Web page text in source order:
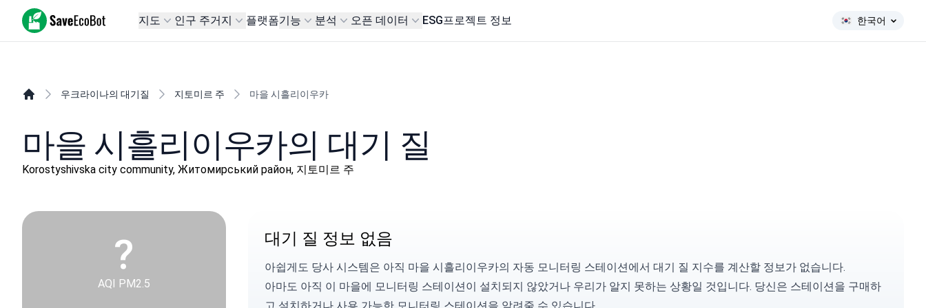
SaveEcoBot 지도 인구 주거지 플랫폼기능 분석 오픈 데이터 ESG프로젝트 정보 한국어
우크라이나의 대기질 지토미르 주 마을 시흘리이우카
마을 시흘리이우카의 대기 질
Korostyshivska city community, Житомирський район, 지토미르 주
?
AQI PM2.5
대기 질 정보 없음
아쉽게도 당사 시스템은 아직 마을 시흘리이우카의 자동 모니터링 스테이션에서 대기 질 지수를 계산할 정보가 없습니다.
아마도 아직 이 마을에 모니터링 스테이션이 설치되지 않았거나 우리가 알지 못하는 상황일 것입니다. 당신은 스테이션을 구매하